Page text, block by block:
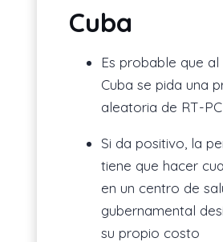
Cuba
Es probable que al
Cuba se pida una
aleatoria de RT-
Si da positivo, la
tiene que hacer
en un centro de
gubernamental
su propio costo